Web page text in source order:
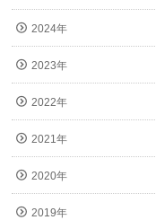
2024年
2023年
2022年
2021年
2020年
2019年